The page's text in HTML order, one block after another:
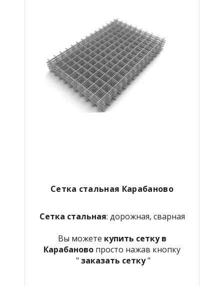
Сетка стальная Карабаново
Сетка стальная: дорожная, сварная
Вы можете купить сетку в
Карабаново просто нажав кнопку
" заказать сетку"